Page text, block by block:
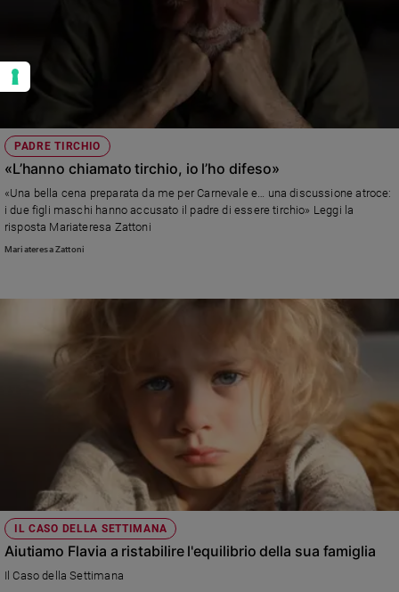
PADRE TIRCHIO
«L’hanno chiamato tirchio, io l’ho difeso»
«Una bella cena preparata da me per Carnevale e… una discussione atroce:
i due figli maschi hanno accusato il padre di essere tirchio» Leggi la
risposta Mariateresa Zattoni
Mariateresa Zattoni
IL CASO DELLA SETTIMANA
Aiutiamo Flavia a ristabilire l'equilibrio della sua famiglia
Il Caso della Settimana